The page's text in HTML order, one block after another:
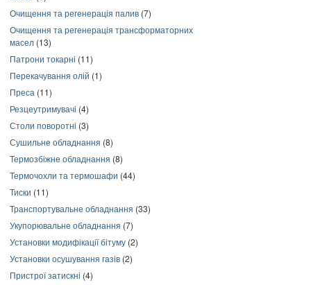
Очищення та регенерація палив (7)
Очищення та регенерація трансформаторних
масел (13)
Патрони токарні (11)
Перекачування олій (1)
Преса (11)
Резцеутримувачі (4)
Столи поворотні (3)
Сушильне обладнання (8)
Термозбіжне обладнання (8)
Термочохли та термошафи (44)
Тиски (11)
Транспортувальне обладнання (33)
Укупорювальне обладнання (7)
Установки модифікації бітуму (2)
Установки осушування газів (2)
Пристрої затискні (4)